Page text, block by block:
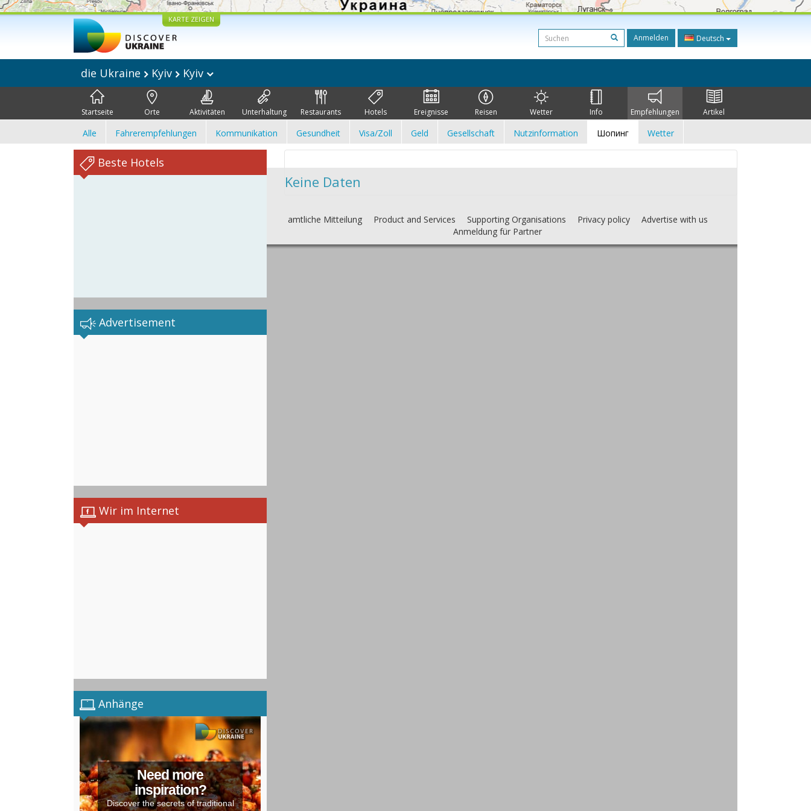
KARTE ZEIGEN
Anmelden Deutsch
die Ukraine Kyiv Kyiv
Startseite Orte Aktivitäten Unterhaltung Restaurants Hotels Ereignisse Reisen Wetter Info Empfehlungen Artikel
Alle Fahrerempfehlungen Kommunikation Gesundheit Visa/Zoll Geld Gesellschaft Nutzinformation Шопинг Wetter
Beste Hotels
Advertisement
Wir im Internet
Anhänge
Need more
inspiration?
Discover the secrets of traditional
Keine Daten
amtliche Mitteilung Product and Services Supporting Organisations Privacy policy
Advertise with us
Anmeldung für Partner